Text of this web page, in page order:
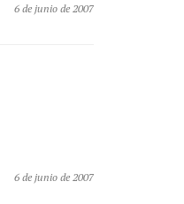
6 de junio de 2007
6 de junio de 2007